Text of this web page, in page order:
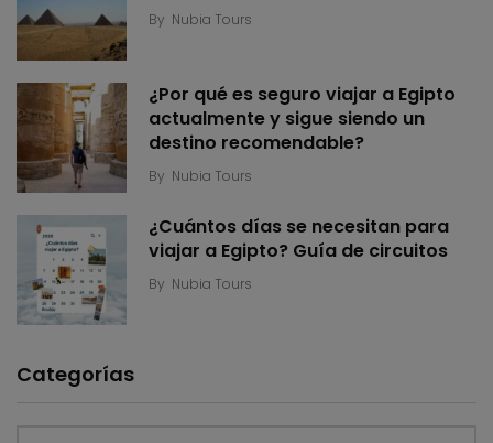
By Nubia Tours
¿Por qué es seguro viajar a Egipto
actualmente y sigue siendo un
destino recomendable?
By Nubia Tours
¿Cuántos días se necesitan para
viajar a Egipto? Guía de circuitos
By Nubia Tours
Categorías